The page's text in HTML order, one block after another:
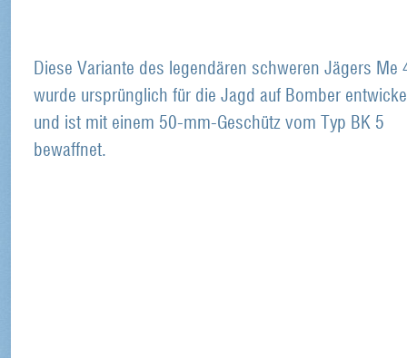
Diese Variante des legendären schweren Jägers Me
wurde ursprünglich für die Jagd auf Bomber
und ist mit einem 50-mm-Geschütz vom Typ BK 5
bewaffnet.